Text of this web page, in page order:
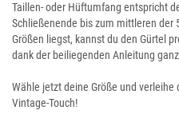
Taillen- oder Hüftumfang entspricht
Schließenende bis zum mittleren der
Größen liegst, kannst du den Gürtel
dank der beiliegenden Anleitung
Wähle jetzt deine Größe und
Vintage-Touch!